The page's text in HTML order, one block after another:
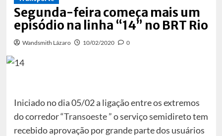
Segunda-feira começa mais um
episódio na linha “14” no BRT Rio
Wandsmith Lázaro 10/02/2020 0
Iniciado no dia 05/02 a ligação entre os extremos
do corredor “Transoeste ”o serviço semidireto tem
recebido aprovação por grande parte dos usuários